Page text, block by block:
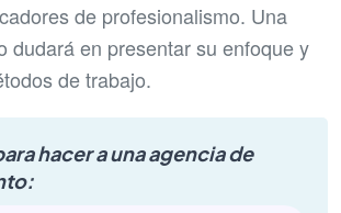
de profesionalismo. Una
dudará en presentar su enfoque y
de trabajo.
hacer a una agencia de